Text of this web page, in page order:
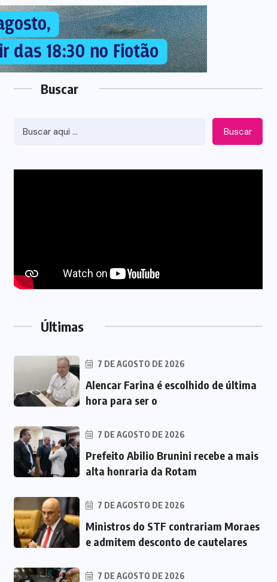
Buscar
Buscar
Últimas
7 DE AGOSTO DE 2026
Alencar Farina é escolhido de última
hora para ser o
7 DE AGOSTO DE 2026
Prefeito Abilio Brunini recebe a mais
alta honraria da Rotam
7 DE AGOSTO DE 2026
Ministros do STF contrariam Moraes
e admitem desconto de cautelares
7 DE AGOSTO DE 2026